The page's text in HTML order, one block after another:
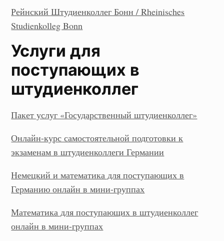
Рейнский Штудиенколлег Бонн / Rheinisches
Studienkolleg Bonn
Услуги для
поступающих в
штудиенколлег
Пакет услуг «Государственный штудиенколлег»
Онлайн-курс самостоятельной подготовки к
экзаменам в штудиенколлеги Германии
Немецкий и математика для поступающих в
Германию онлайн в мини-группах
Математика для поступающих в штудиенколлег
онлайн в мини-группах